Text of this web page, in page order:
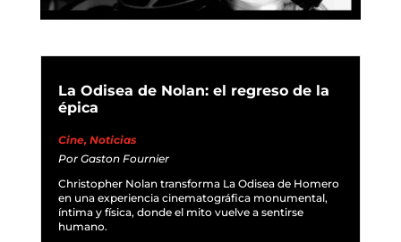
La Odisea de Nolan: el regreso de la
épica
Cine, Noticias
Por Gaston Fournier
Christopher Nolan transforma La Odisea de Homero
en una experiencia cinematográfica monumental,
íntima y física, donde el mito vuelve a sentirse
humano.